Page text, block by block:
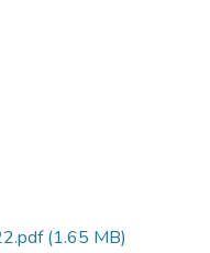
(1.65 MB)